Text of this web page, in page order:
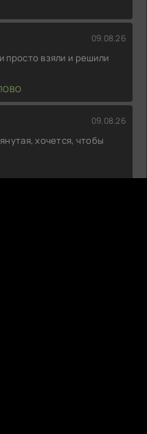
09.08.26
просто взяли и решили
09.08.26
хочется, чтобы